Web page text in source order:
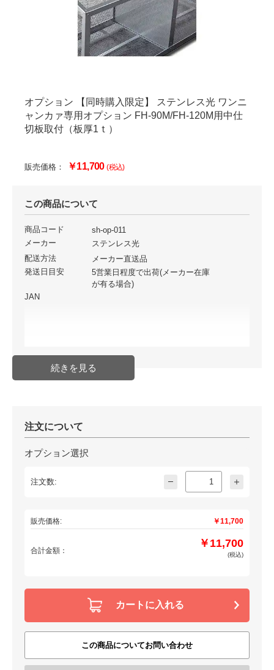
オプション 【同時購入限定】 ステンレス光 ワンニ
ャンカァ専用オプション FH-90M/FH-120M用中仕
切板取付（板厚1ｔ）
販売価格： ￥11,700(税込)
この商品について
商品コード
sh-op-011
メーカー
ステンレス光
配送方法
メーカー直送品
発送日目安
5営業日程度で出荷(メーカー在庫
が有る場合)
JAN
注文について
オプション選択
注文数:
販売価格: ￥11,700
合計金額：
￥11,700
(税込)
カートに入れる
この商品についてお問い合わせ